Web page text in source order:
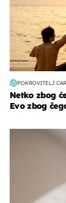
POKROVITELJ
Netko zbog
Evo zbog
moda & ljepota